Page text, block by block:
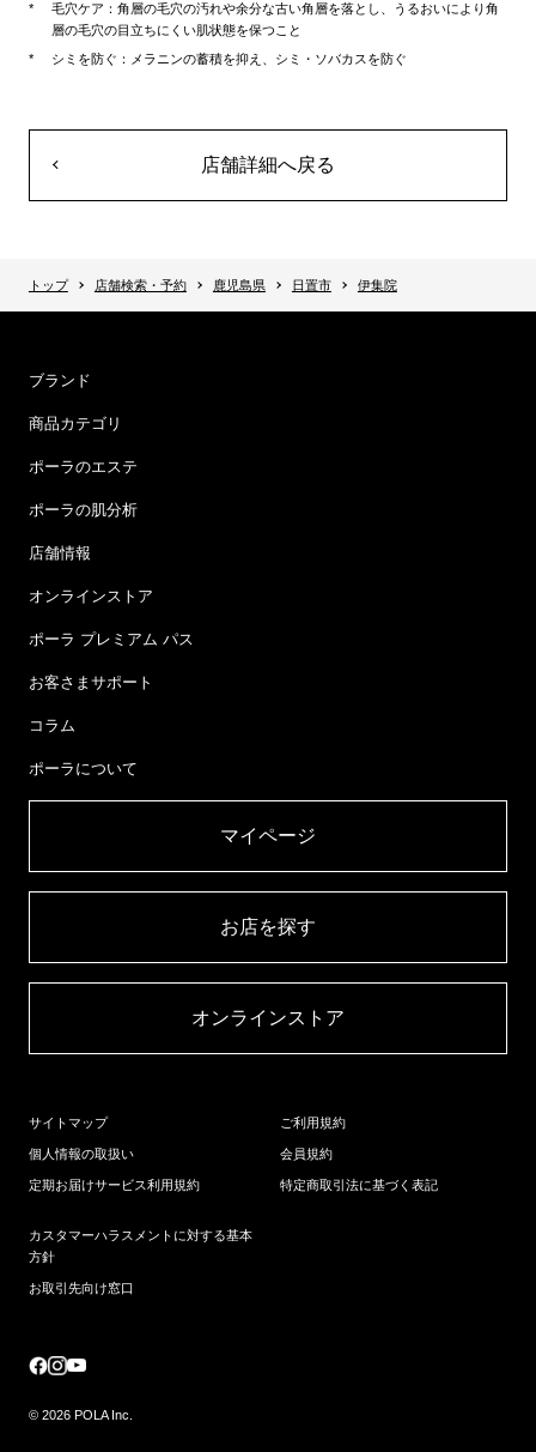
毛穴ケア：角層の毛穴の汚れや余分な古い角層を落とし、うるおいにより角
層の毛穴の目立ちにくい肌状態を保つこと
シミを防ぐ：メラニンの蓄積を抑え、シミ・ソバカスを防ぐ
店舗詳細へ戻る
トップ 店舗検索・予約 鹿児島県 日置市 伊集院
ブランド
商品カテゴリ
ポーラのエステ
ポーラの肌分析
店舗情報
オンラインストア
ポーラ プレミアム パス
お客さまサポート
コラム
ポーラについて
マイページ​
お店を探す​
オンラインストア​
サイトマップ
個人情報の取扱い
定期お届けサービス利用規約
ご利用規約
会員規約
特定商取引法に基づく表記
カスタマーハラスメントに対する基本
方針
お取引先向け窓口
© 2026 POLA Inc.